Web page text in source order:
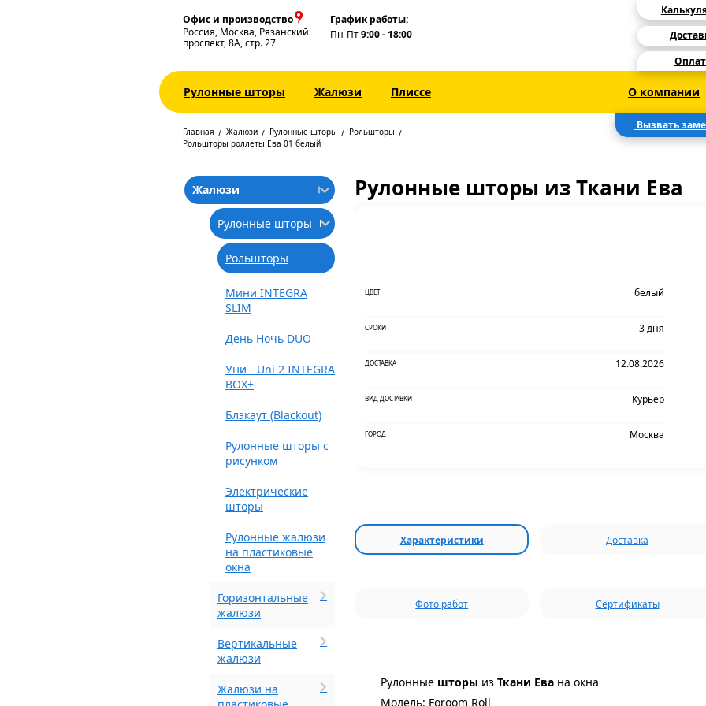
Офис и производство
Россия, Москва, Рязанский
проспект, 8А, стр. 27
График работы:
Пн-Пт9:00 - 18:00
Рулонные шторы Жалюзи Плиссе О компании
Вызвать
Главная Жалюзи Рулонные шторы
Рольшторы
Рольшторы роллеты Ева 01 белый
Жалюзи
Рулонные шторы
Рольшторы
Мини INTEGRA
SLIM
День Ночь DUO
Уни - Uni 2 INTEGRA
BOX+
Блэкаут (Blackout)
Рулонные шторы с
рисунком
Электрические
шторы
Рулонные жалюзи
на пластиковые
окна
Горизонтальные
жалюзи
Вертикальные
жалюзи
Жалюзи на
Рулонные шторы из Ткани Ева
ЦВЕТ белый
СРОКИ 3 дня
ДОСТАВКА 12.08.2026
ВИД ДОСТАВКИ Курьер
ГОРОД Москва
Характеристики Доставка
Фото работ Сертификаты
Рулонные шторы из Ткани Ева на окна
Модель: Foroom Roll